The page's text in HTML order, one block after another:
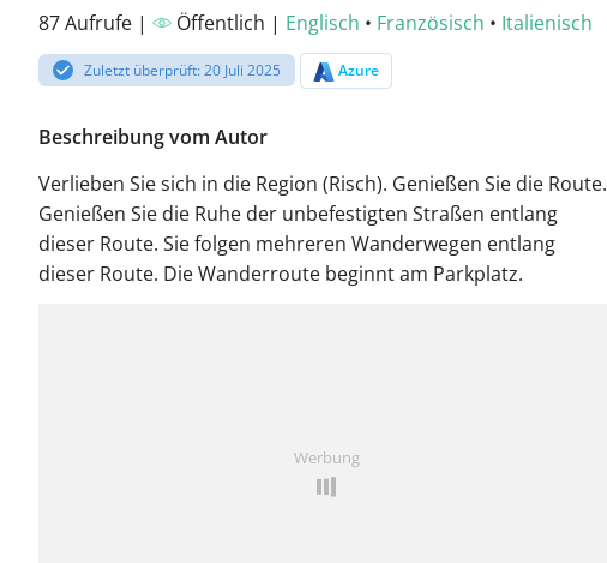
87 Aufrufe | Öffentlich | Englisch • Französisch • Italienisch
Zuletzt überprüft: 20 Juli 2025 Azure
Beschreibung vom Autor
Verlieben Sie sich in die Region (Risch). Genießen Sie die Route.
Genießen Sie die Ruhe der unbefestigten Straßen entlang
dieser Route. Sie folgen mehreren Wanderwegen entlang
dieser Route. Die Wanderroute beginnt am Parkplatz.
Werbung